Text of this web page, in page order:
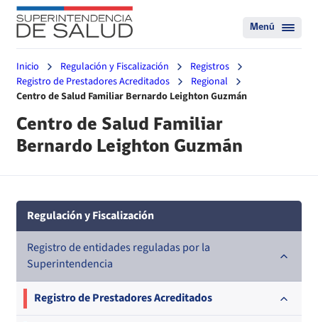
Menú
Inicio Regulación y Fiscalización
Registros
Registro de Prestadores Acreditados
Regional
Centro de Salud Familiar Bernardo Leighton Guzmán
Centro de Salud Familiar
Bernardo Leighton Guzmán
Regulación y Fiscalización
Registro de entidades reguladas por la
Superintendencia
Registro de Prestadores Acreditados